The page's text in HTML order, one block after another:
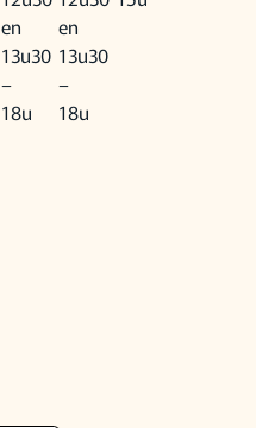
en
13u30
–
18u
en
13u30
–
18u